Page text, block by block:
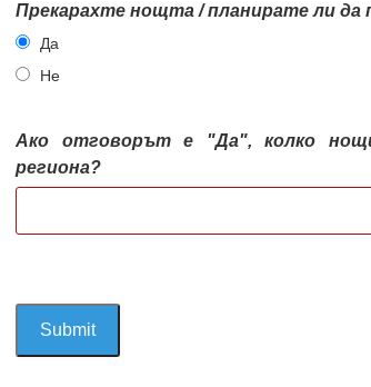
НАЧАЛО
на Пресвета
Прекарахте нощта / планирате ли да
Да
Не
Ако отговорът е "Да", колко
региона?